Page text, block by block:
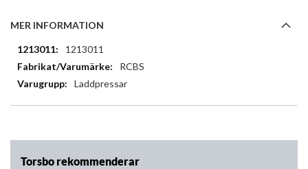
MER INFORMATION
Mer
information
1213011
RCBS
Laddpressar
Torsbo rekommenderar